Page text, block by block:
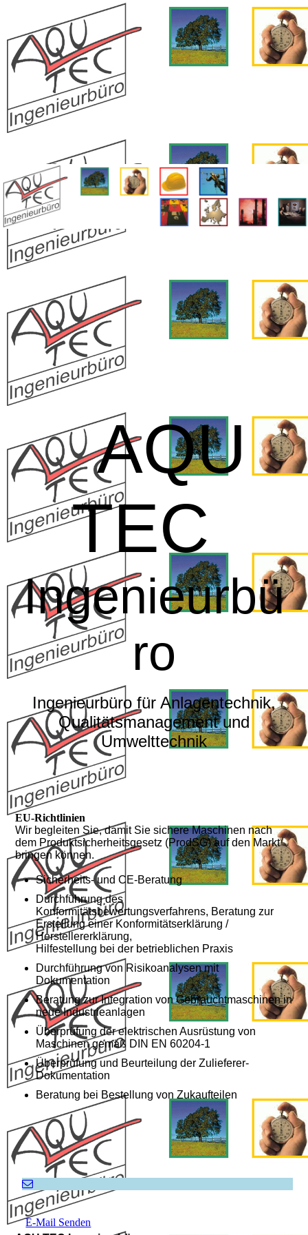
AQU
TEC
Ingenieurbü
ro
Ingenieurbüro für Anlagentechnik,
Qualitätsmanagement und
Umwelttechnik
EU-Richtlinien
Wir begleiten Sie, damit Sie sichere Maschinen nach
dem Produktsicherheitsgesetz (ProdSG) auf den Markt
bringen können.
Sicherheits- und CE-Beratung
Durchführung des
Konformitätsbewertungsverfahrens, Beratung zur
Erstellung einer Konformitätserklärung /
Herstellererklärung,
Hilfestellung bei der betrieblichen Praxis
Durchführung von Risikoanalysen mit
Dokumentation
Beratung zur Integration von Gebrauchtmaschinen in
neue Industrieanlagen
Überprüfung der elektrischen Ausrüstung von
Maschinen gemäß DIN EN 60204-1
Überprüfung und Beurteilung der Zulieferer-
Dokumentation
Beratung bei Bestellung von Zukaufteilen
E-Mail Senden